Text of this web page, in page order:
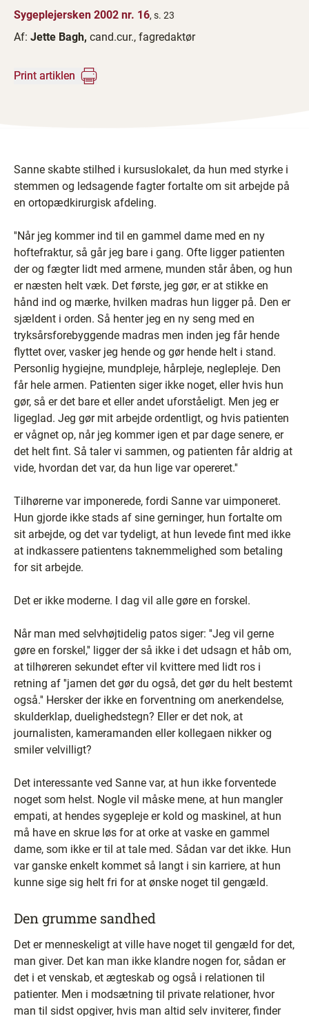
Sygeplejersken 2002 nr. 16, s. 23
Af: Jette Bagh, cand.cur., fagredaktør
Print artiklen
Sanne skabte stilhed i kursuslokalet, da hun med styrke i
stemmen og ledsagende fagter fortalte om sit arbejde på
en ortopædkirurgisk afdeling.
''Når jeg kommer ind til en gammel dame med en ny
hoftefraktur, så går jeg bare i gang. Ofte ligger patienten
der og fægter lidt med armene, munden står åben, og hun
er næsten helt væk. Det første, jeg gør, er at stikke en
hånd ind og mærke, hvilken madras hun ligger på. Den er
sjældent i orden. Så henter jeg en ny seng med en
tryksårsforebyggende madras men inden jeg får hende
flyttet over, vasker jeg hende og gør hende helt i stand.
Personlig hygiejne, mundpleje, hårpleje, neglepleje. Den
får hele armen. Patienten siger ikke noget, eller hvis hun
gør, så er det bare et eller andet uforståeligt. Men jeg er
ligeglad. Jeg gør mit arbejde ordentligt, og hvis patienten
er vågnet op, når jeg kommer igen et par dage senere, er
det helt fint. Så taler vi sammen, og patienten får aldrig at
vide, hvordan det var, da hun lige var opereret.''
Tilhørerne var imponerede, fordi Sanne var uimponeret.
Hun gjorde ikke stads af sine gerninger, hun fortalte om
sit arbejde, og det var tydeligt, at hun levede fint med ikke
at indkassere patientens taknemmelighed som betaling
for sit arbejde.
Det er ikke moderne. I dag vil alle gøre en forskel.
Når man med selvhøjtidelig patos siger: ''Jeg vil gerne
gøre en forskel,'' ligger der så ikke i det udsagn et håb om,
at tilhøreren sekundet efter vil kvittere med lidt ros i
retning af ''jamen det gør du også, det gør du helt bestemt
også.'' Hersker der ikke en forventning om anerkendelse,
skulderklap, duelighedstegn? Eller er det nok, at
journalisten, kameramanden eller kollegaen nikker og
smiler velvilligt?
Det interessante ved Sanne var, at hun ikke forventede
noget som helst. Nogle vil måske mene, at hun mangler
empati, at hendes sygepleje er kold og maskinel, at hun
må have en skrue løs for at orke at vaske en gammel
dame, som ikke er til at tale med. Sådan var det ikke. Hun
var ganske enkelt kommet så langt i sin karriere, at hun
kunne sige sig helt fri for at ønske noget til gengæld.
Den grumme sandhed
Det er menneskeligt at ville have noget til gengæld for det,
man giver. Det kan man ikke klandre nogen for, sådan er
det i et venskab, et ægteskab og også i relationen til
patienter. Men i modsætning til private relationer, hvor
man til sidst opgiver, hvis man altid selv inviterer, finder